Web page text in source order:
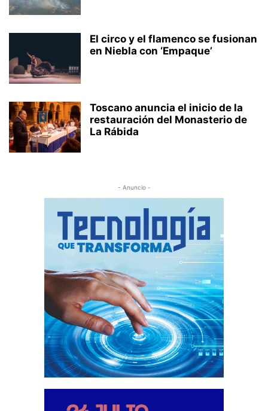
El circo y el flamenco se fusionan
en Niebla con ‘Empaque’
Toscano anuncia el inicio de la
restauración del Monasterio de
La Rábida
- Anuncio -